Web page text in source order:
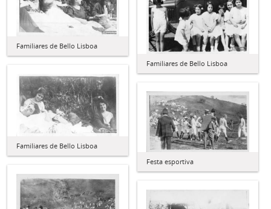
Familiares de Bello Lisboa
Familiares de Bello Lisboa
Familiares de Bello Lisboa
Festa esportiva